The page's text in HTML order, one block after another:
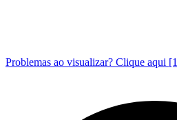
Problemas ao visualizar? Clique aqui